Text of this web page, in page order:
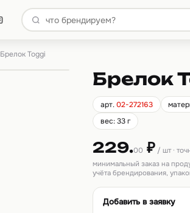
Брелок Toggi
Брелок
арт.02-272163
вес: 33 г
229.00 ₽ / шт ·
минимальный заказ на
учёта брендирования,
Добавить в заявку